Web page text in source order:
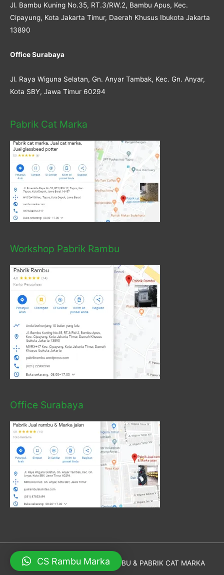
Jl. Bambu Kuning No.35, RT.3/RW.2, Bambu Apus, Kec.
Cipayung, Kota Jakarta Timur, Daerah Khusus Ibukota Jakarta
13890
Office Surabaya
Jl. Raya Wiguna Selatan, Gn. Anyar Tambak, Kec. Gn. Anyar,
Kota SBY, Jawa Timur 60294
Pabrik Cat Marka
Workshop Pabrik Rambu
Office Surabaya
Hak Cipta © 2026PABRIK RAMBU & PABRIK CAT MARKA
CS Rambu Marka